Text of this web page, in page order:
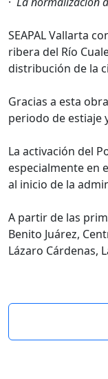
SEAPAL Vallarta
ribera del Río
distribución de la
Gracias a esta
periodo de estiaje
La activación del
especialmente en
al inicio de la
A partir de las
Benito Juárez,
Lázaro Cárdenas,